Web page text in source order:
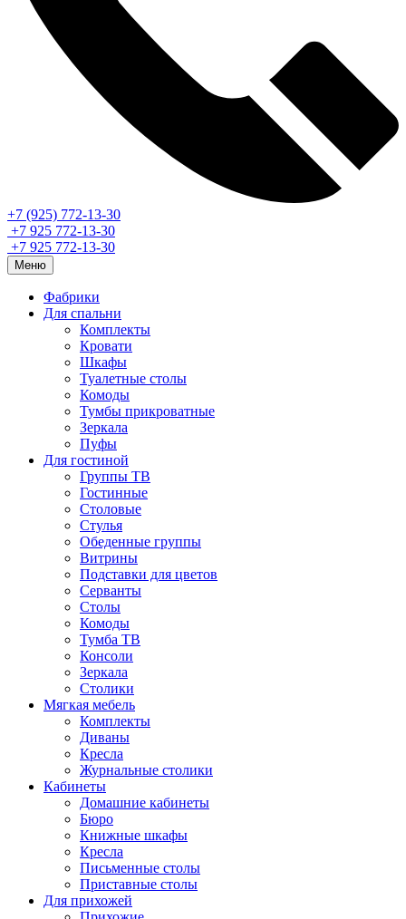
+7 (925) 772-13-30
+7 925 772-13-30
+7 925 772-13-30
Меню
Фабрики
Для спальни
Комплекты
Кровати
Шкафы
Туалетные столы
Комоды
Тумбы прикроватные
Зеркала
Пуфы
Для гостиной
Группы ТВ
Гостинные
Столовые
Стулья
Обеденные группы
Витрины
Подставки для цветов
Серванты
Столы
Комоды
Тумба ТВ
Консоли
Зеркала
Столики
Мягкая мебель
Комплекты
Диваны
Кресла
Журнальные столики
Кабинеты
Домашние кабинеты
Бюро
Книжные шкафы
Кресла
Письменные столы
Приставные столы
Для прихожей